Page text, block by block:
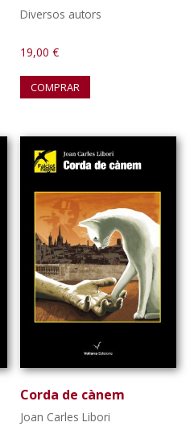
Diversos autors
19,00€
COMPRAR
Corda de cànem
Joan Carles Libori